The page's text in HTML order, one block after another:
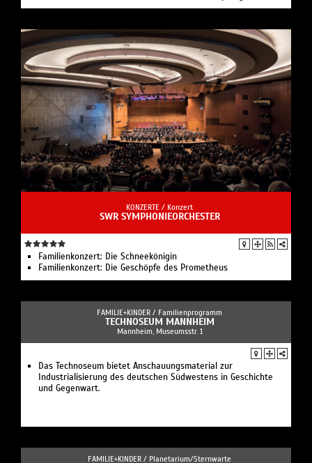
KONZERTE / Konzert
SWR SYMPHONIEORCHESTER
Familienkonzert: Die Schneekönigin
Familienkonzert: Die Geschöpfe des Prometheus
FAMILIE+KINDER / Familienprogramm
TECHNOSEUM MANNHEIM
Mannheim, Museumsstr. 1
Das Technoseum bietet Anschauungsmaterial zur
Industrialisierung des deutschen Südwestens in Geschichte
und Gegenwart.
FAMILIE+KINDER / Planetarium/Sternwarte